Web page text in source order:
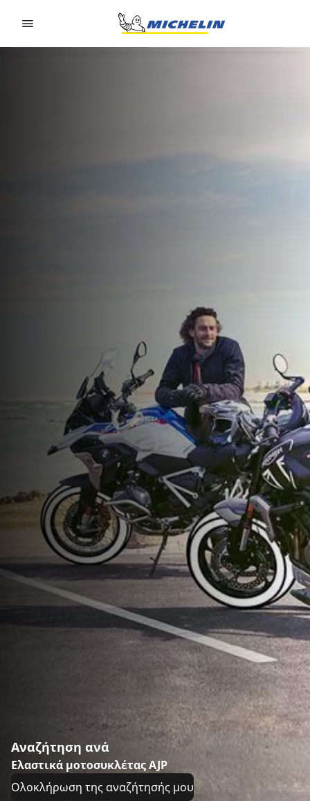
Αναζήτηση ανά
Ελαστικά μοτοσυκλέτας AJP
Ολοκλήρωση της αναζήτησής μου